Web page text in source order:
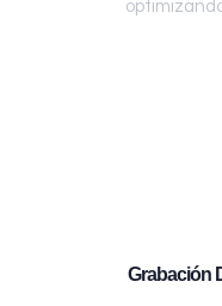
Grabación